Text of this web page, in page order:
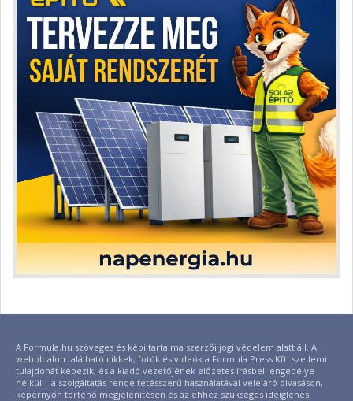
A Formula.hu szöveges és képi tartalma szerzői jogi védelem alatt áll. A
weboldalon található cikkek, fotók és videók a Formula Press Kft. szellemi
tulajdonát képezik, és a kiadó vezetőjének előzetes írásbeli engedélye
nélkül – a szolgáltatás rendeltetésszerű használatával velejáró olvasáson,
képernyőn történő megjelenítésen és az ehhez szükséges ideiglenes